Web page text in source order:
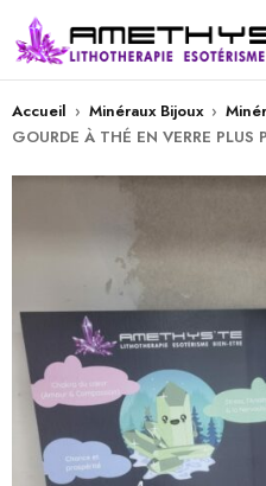
Accueil › Minéraux Bijoux ›
GOURDE À THÉ EN VERRE PLUS